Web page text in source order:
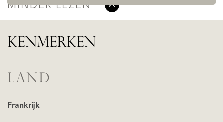
MINDER LEZEN
KENMERKEN
LAND
Frankrijk